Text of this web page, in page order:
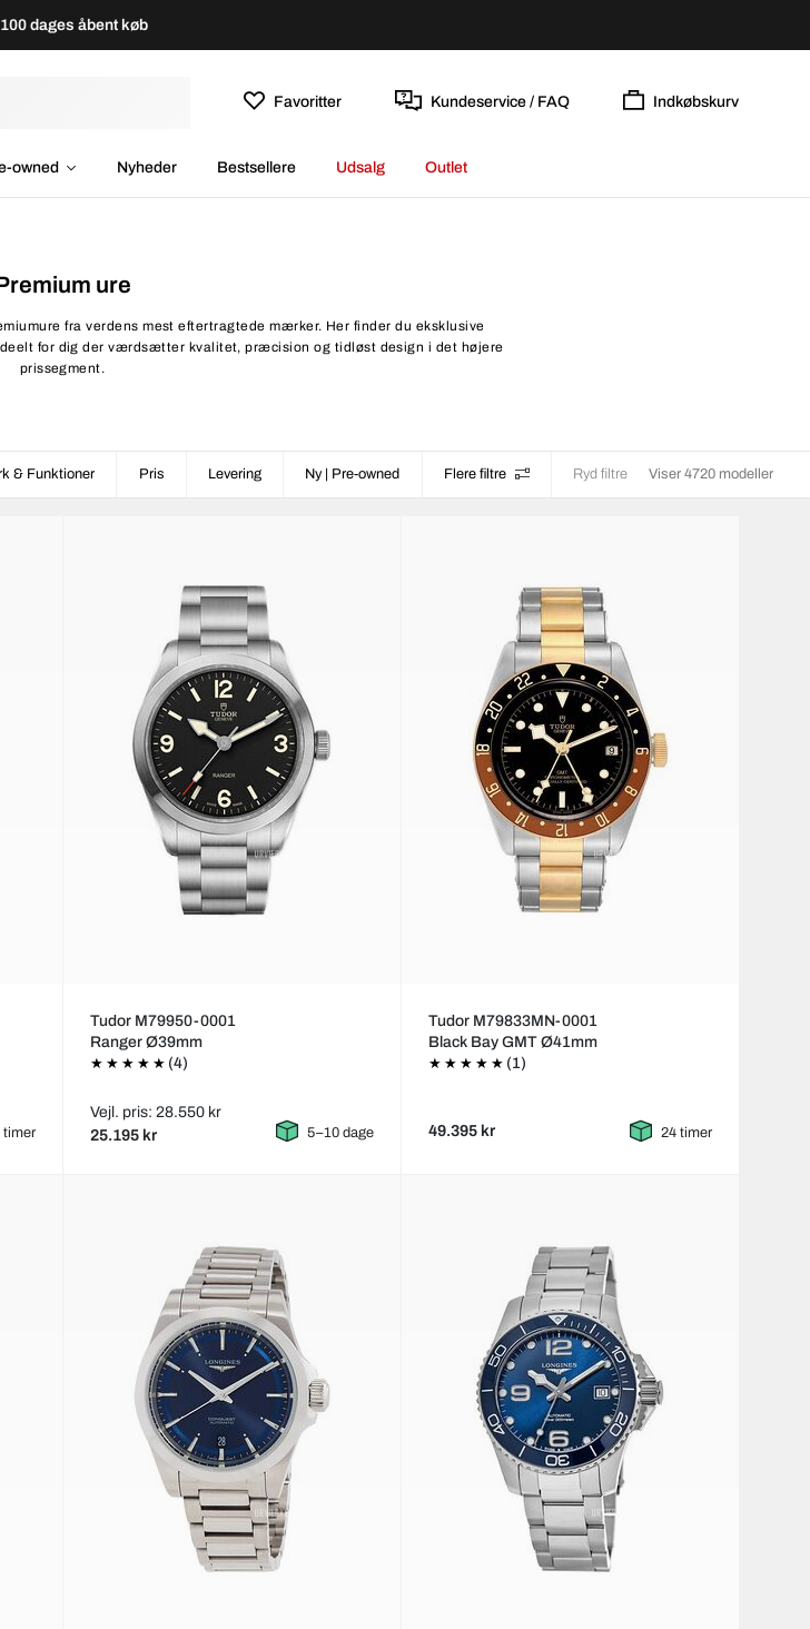
100 dages åbent køb
Favoritter Kundeservice / FAQ Indkøbskurv
owned Nyheder Bestsellere Udsalg Outlet
ure
fra verdens mest eftertragtede mærker. Her finder du eksklusive
for dig der værdsætter kvalitet, præcision og tidløst design i det højere
prissegment.
& Funktioner Pris Levering Ny | Pre-owned Flere filtre Ryd filtre Viser 4720 modeller
timer
Tudor M79950-0001
Ranger Ø39mm
(4)
Vejl. pris: 28.550 kr
25.195 kr 5–10 dage
Tudor M79833MN-0001
Black Bay GMT Ø41mm
(1)
49.395 kr 24 timer